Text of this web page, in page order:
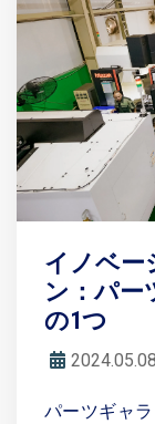
イノベー
ン：パー
の1つ
2024.05.08
パーツギャ